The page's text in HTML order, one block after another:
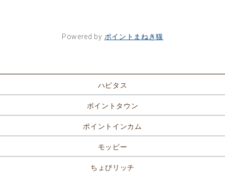
Powered by ポイントまねき猫
ハピタス
ポイントタウン
ポイントインカム
モッピー
ちょびリッチ